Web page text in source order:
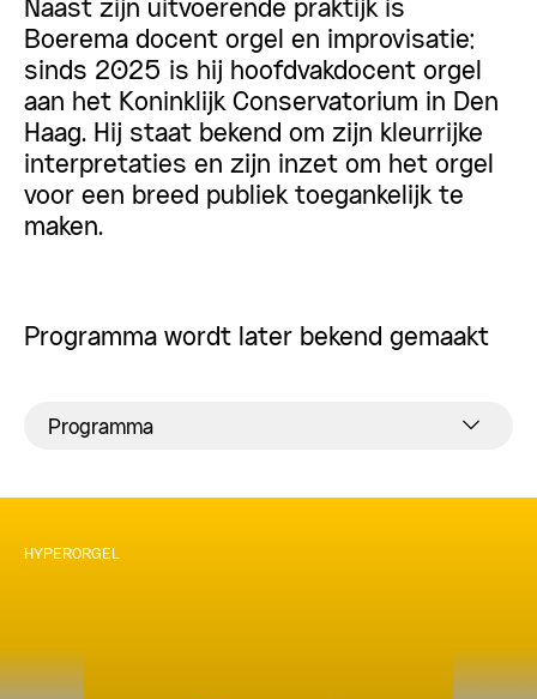
Naast zijn uitvoerende praktijk is
Boerema docent orgel en improvisatie;
sinds 2025 is hij hoofdvakdocent orgel
aan het Koninklijk Conservatorium in Den
Haag. Hij staat bekend om zijn kleurrijke
interpretaties en zijn inzet om het orgel
voor een breed publiek toegankelijk te
maken.
Programma wordt later bekend gemaakt
Programma
HYPERORGEL